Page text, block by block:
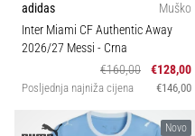
adidas
Muško
Inter Miami CF Authentic Away
2026/27 Messi - Crna
€160,00
€128,00
Posljednja najniža cijena €146,00
Novo